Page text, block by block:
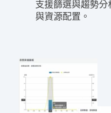
支援篩選與趨勢
與資源配置。